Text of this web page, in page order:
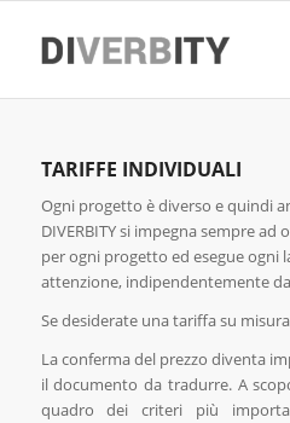
TARIFFE INDIVIDUALI
Ogni progetto è diverso e quindi
DIVERBITY si impegna sempre
per ogni progetto ed esegue ogni
attenzione, indipendentemente
Se desiderate una tariffa su
La conferma del prezzo diventa
il documento da tradurre. A
quadro dei criteri più